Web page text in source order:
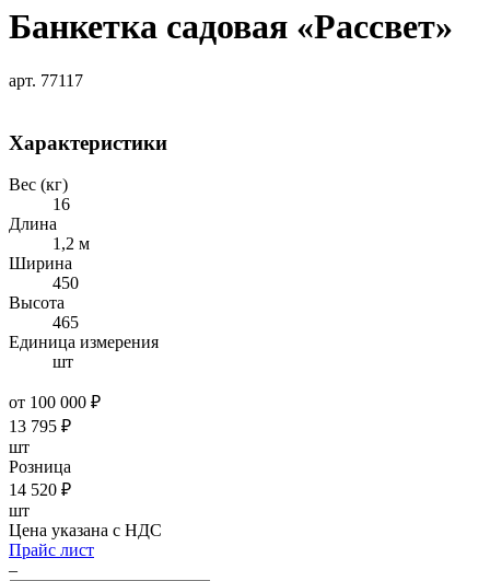
Банкетка садовая «Рассвет»
арт. 77117
Характеристики
Вес (кг)
16
Длина
1,2 м
Ширина
450
Высота
465
Единица измерения
шт
от 100 000 ₽
13 795 ₽
шт
Розница
14 520 ₽
шт
Цена указана с НДС
Прайс лист
–